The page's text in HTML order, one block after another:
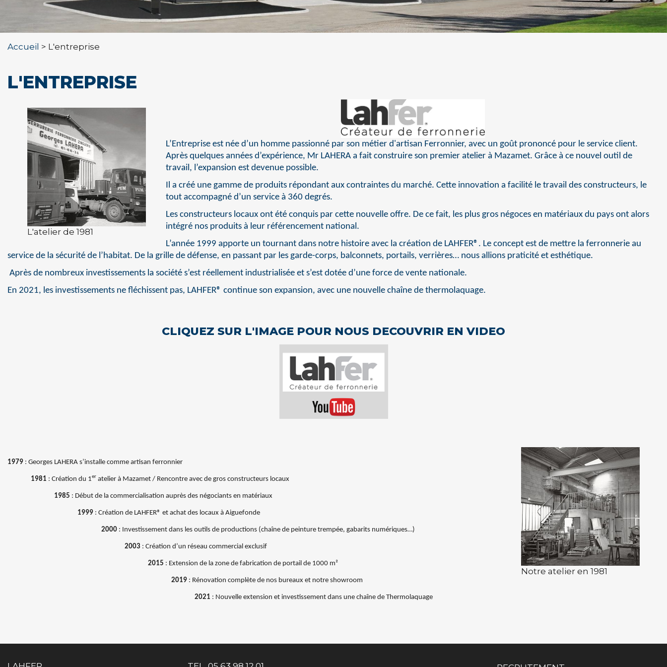
Accueil L'entreprise
L'ENTREPRISE
L'atelier de 1981
L’Entreprise est née d’un homme passionné par son métier d'artisan Ferronnier, avec un goût prononcé pour le service client.
Après quelques années d’expérience, Mr LAHERA a fait construire son premier atelier à Mazamet. Grâce à ce nouvel outil de
travail, l’expansion est devenue possible.
Il a créé une gamme de produits répondant aux contraintes du marché. Cette innovation a facilité le travail des constructeurs, le
tout accompagné d’un service à 360 degrés.
Les constructeurs locaux ont été conquis par cette nouvelle offre. De ce fait, les plus gros négoces en matériaux du pays ont alors
intégré nos produits à leur référencement national.
L’année 1999 apporte un tournant dans notre histoire avec la création de LAHFER®. Le concept est de mettre la ferronnerie au
service de la sécurité de l’habitat. De la grille de défense, en passant par les garde-corps, balconnets, portails, verrières… nous allions praticité et esthétique.
Après de nombreux investissements la société s’est réellement industrialisée et s’est dotée d’une force de vente nationale.
En 2021, les investissements ne fléchissent pas, LAHFER® continue son expansion, avec une nouvelle chaîne de thermolaquage.
CLIQUEZ SUR L'IMAGE POUR NOUS DECOUVRIR EN VIDEO
Notre atelier en 1981
1979 : Georges LAHERA s’installe comme artisan ferronnier
1981 : Création du 1er atelier à Mazamet / Rencontre avec de gros constructeurs locaux
1985 : Début de la commercialisation auprès des négociants en matériaux
1999 : Création de LAHFER® et achat des locaux à Aiguefonde
2000 : Investissement dans les outils de productions (chaîne de peinture trempée, gabarits numériques…)
2003 : Création d’un réseau commercial exclusif
2015 : Extension de la zone de fabrication de portail de 1000 m²
2019 : Rénovation complète de nos bureaux et notre showroom
2021 : Nouvelle extension et investissement dans une chaîne de Thermolaquage